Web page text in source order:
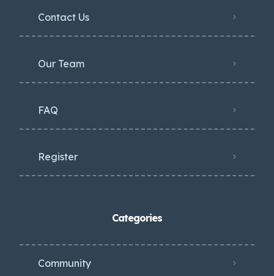
Contact Us
Our Team
FAQ
Register
Categories
Community